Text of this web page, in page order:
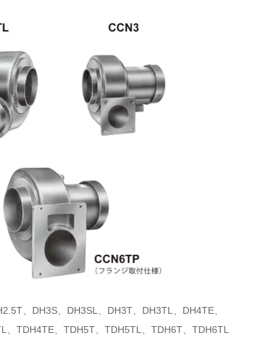
、DH3S、DH3SL、DH3T、DH3TL、DH4TE、
TDH4TE、TDH5T、TDH5TL、TDH6T、TDH6TL